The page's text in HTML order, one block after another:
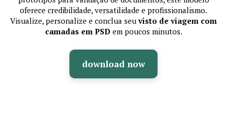
oferece credibilidade, versatilidade e profissionalismo.
Visualize, personalize e conclua seuvisto de viagem com
camadas em PSD em poucos minutos.
download now